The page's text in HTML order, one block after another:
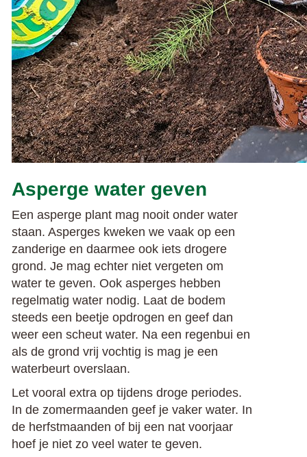
Asperge water geven
Een asperge plant mag nooit onder water
staan. Asperges kweken we vaak op een
zanderige en daarmee ook iets drogere
grond. Je mag echter niet vergeten om
water te geven. Ook asperges hebben
regelmatig water nodig. Laat de bodem
steeds een beetje opdrogen en geef dan
weer een scheut water. Na een regenbui en
als de grond vrij vochtig is mag je een
waterbeurt overslaan.
Let vooral extra op tijdens droge periodes.
In de zomermaanden geef je vaker water. In
de herfstmaanden of bij een nat voorjaar
hoef je niet zo veel water te geven.